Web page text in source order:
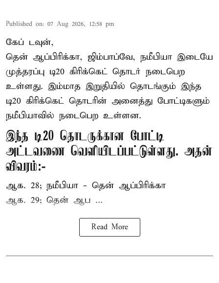
Published on: 07 Aug 2026, 12:58 pm
கேப் டவுன்,
தென் ஆப்பிரிக்கா, ஜிம்பாப்வே, நமீபியா இடையே
முத்தரப்பு டி20 கிரிக்கெட் தொடர் நடைபெற
உள்ளது. இம்மாத இறுதியில் தொடங்கும் இந்த
டி20 கிரிக்கெட் தொடரின் அனைத்து போட்டிகளும்
நமீபியாவில் நடைபெற உள்ளன.
இந்த டி20 தொடருக்கான போட்டி
அட்டவணை வெளியிடப்பட்டுள்ளது. அதன்
விவரம்:-
ஆக. 28; நமீபியா - தென் ஆப்பிரிக்கா
ஆக. 29; தென் ஆப ...
Read More